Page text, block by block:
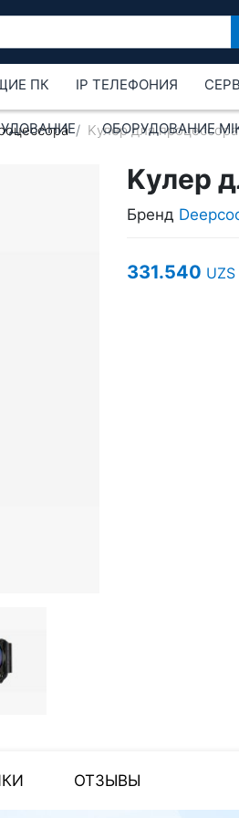
ПК IP ТЕЛЕФОНИЯ
ОБОРУДОВАНИЕ
Kулер для
Kулер
Бренд
331.540 UZS
ОТЗЫВЫ